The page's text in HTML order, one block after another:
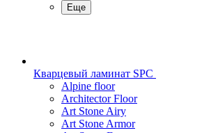
Еще
Кварцевый ламинат SPC
Alpine floor
Architector Floor
Art Stone Airy
Art Stone Armor